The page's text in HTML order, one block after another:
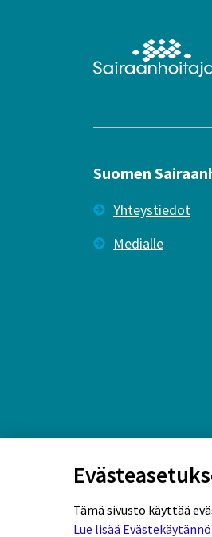
Suomen
Yhteystiedot
Medialle
Tämä sivusto käyttää
Lue lisää